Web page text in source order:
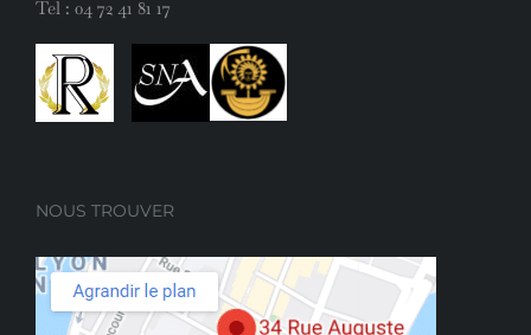
Tel : 04 72 41 81 17
NOUS TROUVER